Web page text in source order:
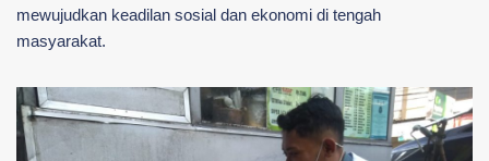
mewujudkan keadilan sosial dan ekonomi di tengah
masyarakat.